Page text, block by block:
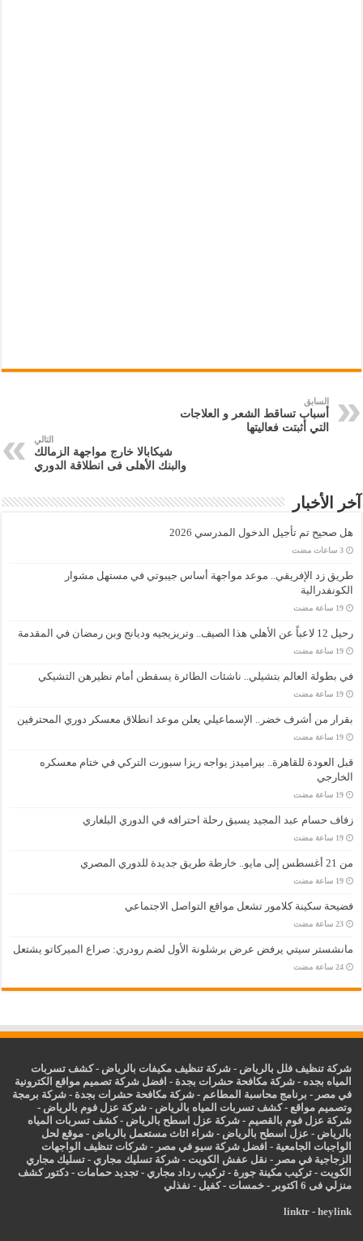
السابق
أسباب تساقط الشعر و العلاجات
التي أثبتت فعاليتها
التالي
شيكابالا خارج مواجهة الزمالك
والبنك الأهلى فى انطلاقة الدوري
آخر الأخبار
هل صحيح تم تأجيل الدخول المدرسي 2026
‏3 ساعات مضت
طريق زد الإفريقي.. موعد مواجهة أساس جيبوتي في مستهل مشوار
الكونفدرالية
‏19 ساعة مضت
رحيل 12 لاعباً عن الأهلي هذا الصيف.. وتريزيجيه وديانج وبن رمضان في المقدمة
‏19 ساعة مضت
في بطولة العالم بتشيلي.. ناشئات الطائرة يسقطن أمام نظيرهن التشيكي
‏19 ساعة مضت
بقرار من أشرف خضر.. الإسماعيلي يعلن موعد انطلاق معسكر دوري المحترفين
‏19 ساعة مضت
قبل العودة للقاهرة.. بيراميدز يواجه ريزا سبورت التركي في ختام معسكره
الخارجي
‏19 ساعة مضت
زفاف حسام عبد المجيد يسبق رحلة احترافه في الدوري البلغاري
‏19 ساعة مضت
من 21 أغسطس إلى مايو.. خارطة طريق جديدة للدوري المصري
‏19 ساعة مضت
فضيحة سكينة كلامور تشعل مواقع التواصل الاجتماعي
‏23 ساعة مضت
مانشستر سيتي يرفض عرض برشلونة الأول لضم رودري: صراع الميركاتو يشتعل
‏24 ساعة مضت
شركة تنظيف فلل بالرياض -شركة تنظيف مكيفات بالرياض -كشف تسربات
المياه بجده -شركة مكافحة حشرات بجدة - افضل شركة تصميم مواقع الكترونية
في مصر - برنامج محاسبة المطاعم -شركة مكافحة حشرات بجدة -شركة برمجة
وتصميم مواقع -كشف تسربات المياه بالرياض -شركة عزل فوم بالرياض -
شركة عزل فوم بالقصيم -شركة عزل اسطح بالرياض -كشف تسربات المياه
بالرياض - عزل اسطح بالرياض -شراء اثاث مستعمل بالرياض - موقع لحل
الواجبات الجامعية - افضل شركة سيو في مصر -شركات تنظيف الواجهات
الزجاجية في مصر - نقل عفش الكويت -شركة تسليك مجاري -تسليك مجاري
الكويت -تركيب مكينة جورة -تركيب رداد مجاري -تجديد حمامات -دكتور كشف
منزلي فى 6 اكتوبر
-خمسات -كفيل - نفذلي
linktr- heylink